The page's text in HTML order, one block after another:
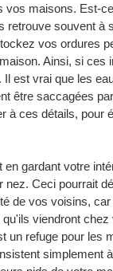
maisons. Est-
retrouve souvent à
vos ordures
Ainsi, si ces
est vrai que les
être saccagées
à ces détails, pour
gardant votre
Ceci pourrait
de vos voisins,
viendront
refuge pour les
simplement